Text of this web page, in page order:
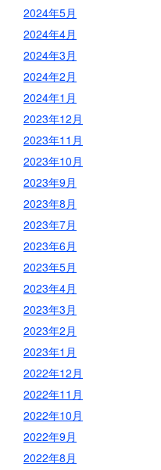
2024年5月
2024年4月
2024年3月
2024年2月
2024年1月
2023年12月
2023年11月
2023年10月
2023年9月
2023年8月
2023年7月
2023年6月
2023年5月
2023年4月
2023年3月
2023年2月
2023年1月
2022年12月
2022年11月
2022年10月
2022年9月
2022年8月